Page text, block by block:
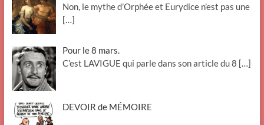
Non, le mythe d’Orphée et Eurydice n’est pas une
[…]
Pour le 8 mars.
C’est LAVIGUE qui parle dans son article du 8 […]
DEVOIR de MÉMOIRE